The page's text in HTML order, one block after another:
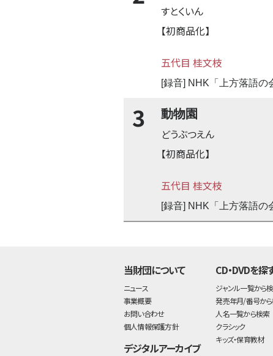
すとくいん
【初商品化】
五代目 桂文枝
[録音] NHK「上方落語
3 動物園
どうぶつえん
【初商品化】
五代目 桂文枝
[録音] NHK「上方落語
当財団について
ニュース
事業概要
お問い合わせ
個人情報保護方針
デジタルアーカイブ
CD・DVDを探
ジャンル一覧から
発売年月/番号か
人名一覧から検索
クラシック
キッズ・保育教材